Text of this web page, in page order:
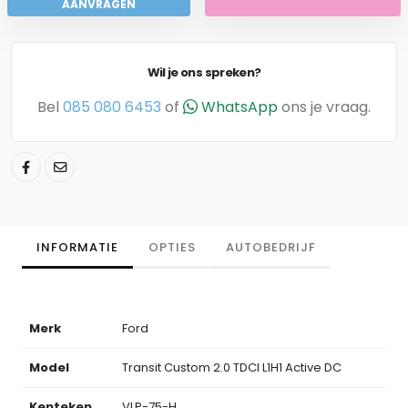
AANVRAGEN
Wil je ons spreken?
Bel 085 080 6453 of WhatsAppons je vraag.
INFORMATIE OPTIES AUTOBEDRIJF
Merk Ford
Model Transit Custom 2.0 TDCI L1H1 Active DC